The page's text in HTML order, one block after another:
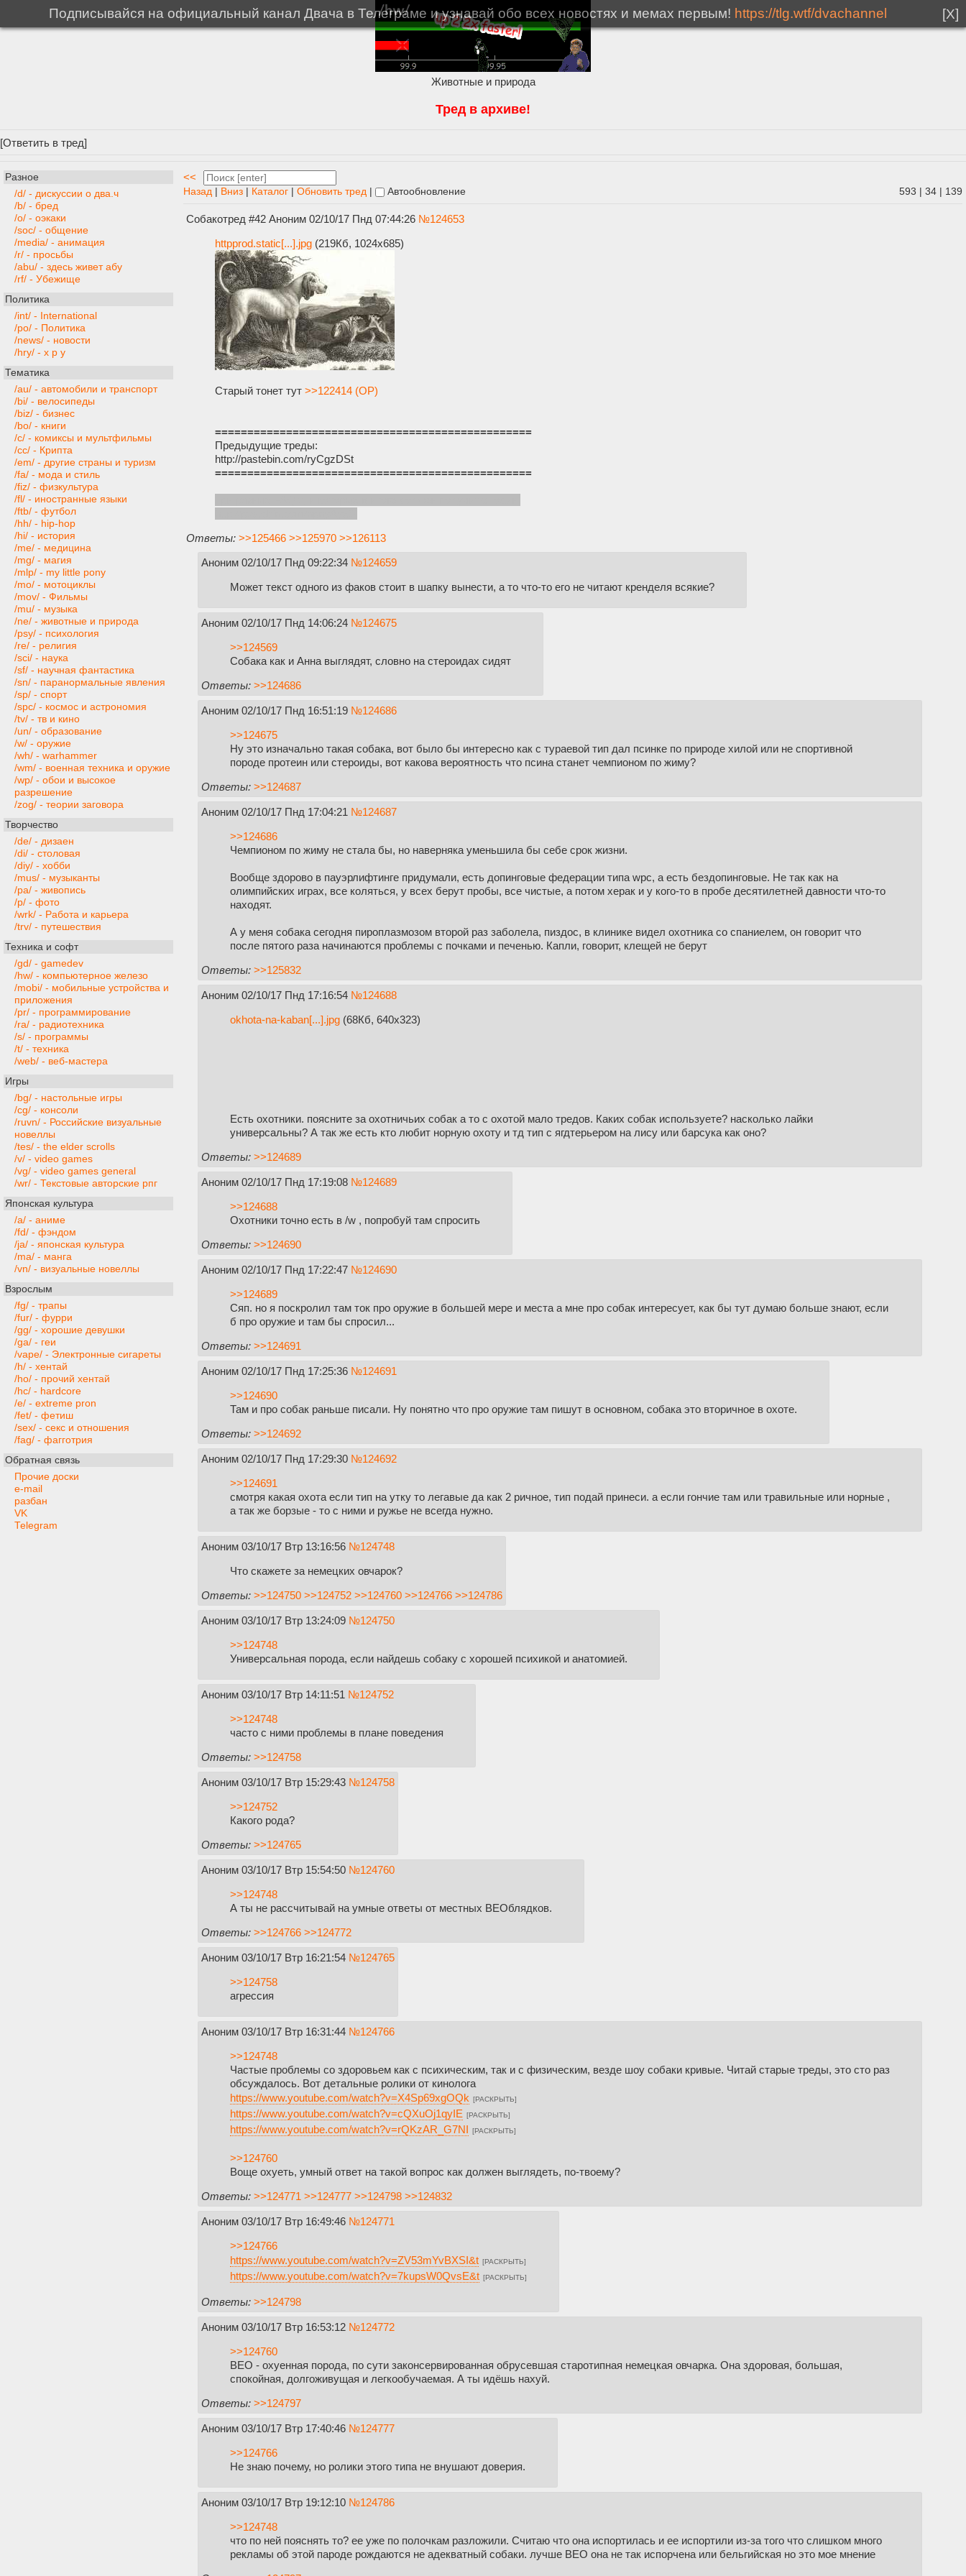
Животные и природа
Тред в архиве!
[Ответить в тред]
Разное
/d/ - дискуссии о два.ч
/b/ - бред
/o/ - оэкаки
/soc/ - общение
/media/ - анимация
/r/ - просьбы
/abu/ - здесь живет абу
/rf/ - Убежище
Политика
/int/ - International
/po/ - Политика
/news/ - новости
/hry/ - х р у
Тематика
/au/ - автомобили и транспорт
/bi/ - велосипеды
/biz/ - бизнес
/bo/ - книги
/c/ - комиксы и мультфильмы
/cc/ - Крипта
/em/ - другие страны и туризм
/fa/ - мода и стиль
/fiz/ - физкультура
/fl/ - иностранные языки
/ftb/ - футбол
/hh/ - hip-hop
/hi/ - история
/me/ - медицина
/mg/ - магия
/mlp/ - my little pony
/mo/ - мотоциклы
/mov/ - Фильмы
/mu/ - музыка
/ne/ - животные и природа
/psy/ - психология
/re/ - религия
/sci/ - наука
/sf/ - научная фантастика
/sn/ - паранормальные явления
/sp/ - спорт
/spc/ - космос и астрономия
/tv/ - тв и кино
/un/ - образование
/w/ - оружие
/wh/ - warhammer
/wm/ - военная техника и оружие
/wp/ - обои и высокое
разрешение
/zog/ - теории заговора
Творчество
/de/ - дизаен
/di/ - столовая
/diy/ - хобби
/mus/ - музыканты
/pa/ - живопись
/p/ - фото
/wrk/ - Работа и карьера
/trv/ - путешествия
Техника и софт
/gd/ - gamedev
/hw/ - компьютерное железо
/mobi/ - мобильные устройства и
приложения
/pr/ - программирование
/ra/ - радиотехника
/s/ - программы
/t/ - техника
/web/ - веб-мастера
Игры
/bg/ - настольные игры
/cg/ - консоли
/ruvn/ - Российские визуальные
новеллы
/tes/ - the elder scrolls
/v/ - video games
/vg/ - video games general
/wr/ - Текстовые авторские рпг
Японская культура
/a/ - аниме
/fd/ - фэндом
/ja/ - японская культура
/ma/ - манга
/vn/ - визуальные новеллы
Взрослым
/fg/ - трапы
/fur/ - фурри
/gg/ - хорошие девушки
/ga/ - геи
/vape/ - Электронные сигареты
/h/ - хентай
/ho/ - прочий хентай
/hc/ - hardcore
/e/ - extreme pron
/fet/ - фетиш
/sex/ - секс и отношения
/fag/ - фагготрия
Обратная связь
Прочие доски
e-mail
разбан
VK
Telegram
<<
Назад Вниз Каталог Обновить тред Автообновление 593 34 139
Собакотред #42 Аноним 02/10/17 Пнд 07:44:26 №124653
httpprod.static[...].jpg (219Кб, 1024x685)
Старый тонет тут >>122414 (OP)
=================================================
Предыдущие треды:
http://pastebin.com/ryCgzDSt
=================================================
Ответы: >>125466 >>125970 >>126113
Аноним 02/10/17 Пнд 09:22:34 №124659
Может текст одного из факов стоит в шапку вынести, а то что-то его не читают кренделя всякие?
Аноним 02/10/17 Пнд 14:06:24 №124675
>>124569
Собака как и Анна выглядят, словно на стероидах сидят
Ответы: >>124686
Аноним 02/10/17 Пнд 16:51:19 №124686
>>124675
Ну это изначально такая собака, вот было бы интересно как с тураевой тип дал псинке по природе хилой или не спортивной
породе протеин или стероиды, вот какова вероятность что псина станет чемпионом по жиму?
Ответы: >>124687
Аноним 02/10/17 Пнд 17:04:21 №124687
>>124686
Чемпионом по жиму не стала бы, но наверняка уменьшила бы себе срок жизни.
Вообще здорово в пауэрлифтинге придумали, есть допинговые федерации типа wpc, а есть бездопинговые. Не так как на
олимпийских играх, все коляться, у всех берут пробы, все чистые, а потом херак и у кого-то в пробе десятилетней давности что-то
находят.
А у меня собака сегодня пироплазмозом второй раз заболела, пиздос, в клинике видел охотника со спаниелем, он говорит что
после пятого раза начинаются проблемы с почками и печенью. Капли, говорит, клещей не берут
Ответы: >>125832
Аноним 02/10/17 Пнд 17:16:54 №124688
okhota-na-kaban[...].jpg (68Кб, 640x323)
Есть охотники. поясните за охотничьих собак а то с охотой мало тредов. Каких собак используете? насколько лайки
универсальны? А так же есть кто любит норную охоту и тд тип с ягдтерьером на лису или барсука как оно?
Ответы: >>124689
Аноним 02/10/17 Пнд 17:19:08 №124689
>>124688
Охотники точно есть в /w , попробуй там спросить
Ответы: >>124690
Аноним 02/10/17 Пнд 17:22:47 №124690
>>124689
Сяп. но я поскролил там ток про оружие в большей мере и места а мне про собак интересует, как бы тут думаю больше знают, если
б про оружие и там бы спросил...
Ответы: >>124691
Аноним 02/10/17 Пнд 17:25:36 №124691
>>124690
Там и про собак раньше писали. Ну понятно что про оружие там пишут в основном, собака это вторичное в охоте.
Ответы: >>124692
Аноним 02/10/17 Пнд 17:29:30 №124692
>>124691
смотря какая охота если тип на утку то легавые да как 2 ричное, тип подай принеси. а если гончие там или травильные или норные ,
а так же борзые - то с ними и ружье не всегда нужно.
Аноним 03/10/17 Втр 13:16:56 №124748
Что скажете за немецких овчарок?
Ответы: >>124750 >>124752 >>124760 >>124766 >>124786
Аноним 03/10/17 Втр 13:24:09 №124750
>>124748
Универсальная порода, если найдешь собаку с хорошей психикой и анатомией.
Аноним 03/10/17 Втр 14:11:51 №124752
>>124748
часто с ними проблемы в плане поведения
Ответы: >>124758
Аноним 03/10/17 Втр 15:29:43 №124758
>>124752
Какого рода?
Ответы: >>124765
Аноним 03/10/17 Втр 15:54:50 №124760
>>124748
А ты не рассчитывай на умные ответы от местных ВЕОблядков.
Ответы: >>124766 >>124772
Аноним 03/10/17 Втр 16:21:54 №124765
>>124758
агрессия
Аноним 03/10/17 Втр 16:31:44 №124766
>>124748
Частые проблемы со здоровьем как с психическим, так и с физическим, везде шоу собаки кривые. Читай старые треды, это сто раз
обсуждалось. Вот детальные ролики от кинолога
https://www.youtube.com/watch?v=X4Sp69xgOQk [РАСКРЫТЬ]
https://www.youtube.com/watch?v=cQXuOj1qyIE [РАСКРЫТЬ]
https://www.youtube.com/watch?v=rQKzAR_G7NI [РАСКРЫТЬ]
>>124760
Воще охуеть, умный ответ на такой вопрос как должен выглядеть, по-твоему?
Ответы: >>124771 >>124777 >>124798 >>124832
Аноним 03/10/17 Втр 16:49:46 №124771
>>124766
https://www.youtube.com/watch?v=ZV53mYvBXSI&t [РАСКРЫТЬ]
https://www.youtube.com/watch?v=7kupsW0QvsE&t [РАСКРЫТЬ]
Ответы: >>124798
Аноним 03/10/17 Втр 16:53:12 №124772
>>124760
ВЕО - охуенная порода, по сути законсервированная обрусевшая старотипная немецкая овчарка. Она здоровая, большая,
спокойная, долгоживущая и легкообучаемая. А ты идёшь нахуй.
Ответы: >>124797
Аноним 03/10/17 Втр 17:40:46 №124777
>>124766
Не знаю почему, но ролики этого типа не внушают доверия.
Аноним 03/10/17 Втр 19:12:10 №124786
>>124748
что по ней пояснять то? ее уже по полочкам разложили. Считаю что она испортилась и ее испортили из-за того что слишком много
рекламы об этой пароде рождаются не адекватный собаки. лучше ВЕО она не так испорчена или бельгийская но это мое мнение
Подписывайся на официальный канал Двача в Телеграме и узнавай обо всех новостях и мемах первым! https://tlg.wtf/dvachannel [X]